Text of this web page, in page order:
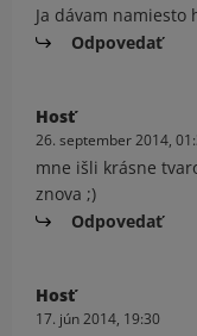
Ja dávam namiesto
Odpovedať
Hosť
26. september 2014,
mne išli krásne
znova ;)
Odpovedať
Hosť
17. jún 2014, 19:30